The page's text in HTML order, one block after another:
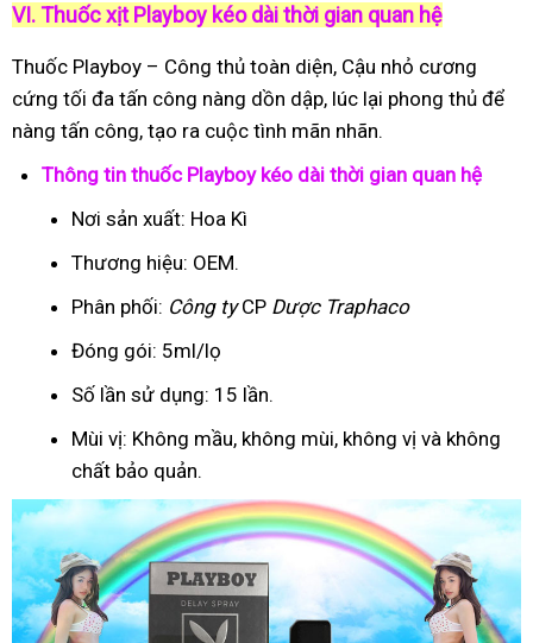
VI. Thuốc xịt Playboy kéo dài thời gian quan hệ
Thuốc Playboy – Công thủ toàn diện, Cậu nhỏ cương
cứng tối đa tấn công nàng dồn dập, lúc lại phong thủ để
nàng tấn công, tạo ra cuộc tình mãn nhãn.
Thông tin thuốc Playboy kéo dài thời gian quan hệ
Nơi sản xuất: Hoa Kì
Thương hiệu: OEM.
Phân phối: Công tyCP Dược Traphaco
Đóng gói: 5ml/lọ
Số lần sử dụng: 15 lần.
Mùi vị: Không mầu, không mùi, không vị và không
chất bảo quản.